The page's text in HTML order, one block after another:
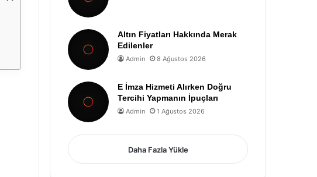
Altın Fiyatları Hakkında Merak
Edilenler
Admin 8 Ağustos 2026
E İmza Hizmeti Alırken Doğru
Tercihi Yapmanın İpuçları
Admin 1 Ağustos 2026
Daha Fazla Yükle